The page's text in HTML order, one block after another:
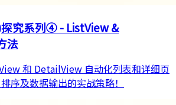
究系列④ - ListView &
法
和 DetailView 自动化列表和详细页
序及数据输出的实战策略！